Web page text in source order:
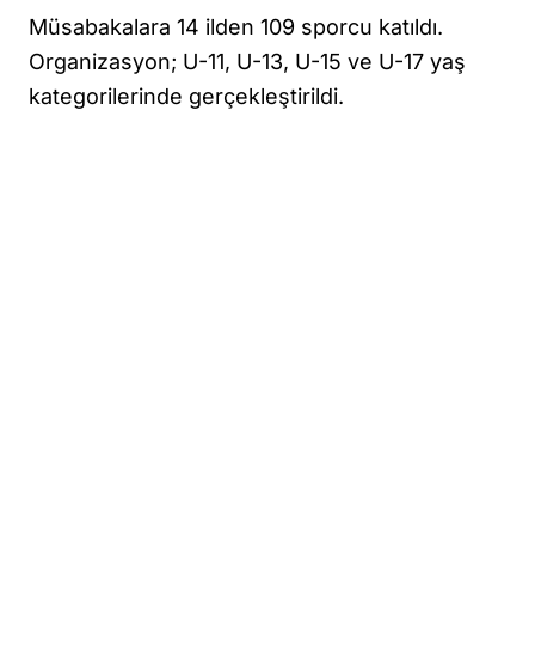
Müsabakalara 14 ilden 109 sporcu katıldı.
Organizasyon; U-11, U-13, U-15 ve U-17 yaş
kategorilerinde gerçekleştirildi.